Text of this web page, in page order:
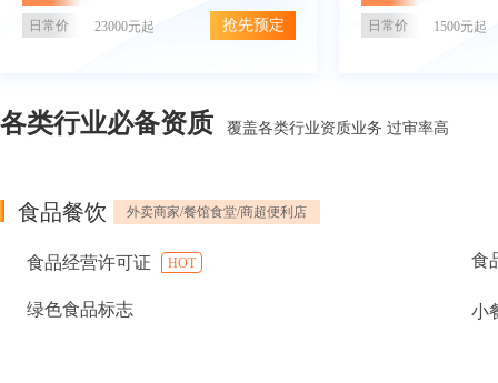
日常价 23000元起 抢先预定 日常价 1500元起
各类行业必备资质 覆盖各类行业资质业务 过审率高
食品餐饮 外卖商家/餐馆食堂/商超便利店
食品经营许可证 HOT 食
绿色食品标志 小